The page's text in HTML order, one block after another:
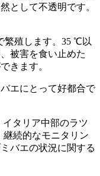
として不透明です。
繁殖します。35 ℃以
被害を食い止めた
きます。
エにとって好都合で
タリア中部のラツ
継続的なモニタリン
バエの状況に関する